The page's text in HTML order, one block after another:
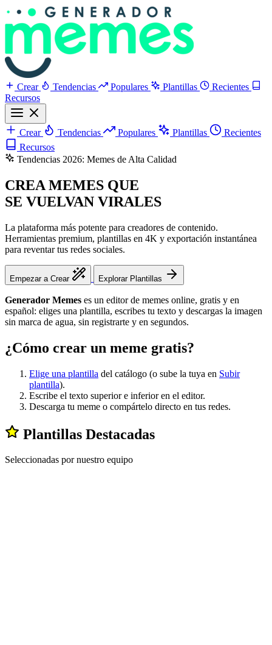
Crear Tendencias Populares Plantillas
Recientes
Recursos
Crear Tendencias Populares Plantillas
Recientes
Recursos
Tendencias 2026: Memes de Alta Calidad
CREA MEMES QUE
SE VUELVAN VIRALES
La plataforma más potente para creadores de contenido.
Herramientas premium, plantillas en 4K y exportación instantánea
para reventar tus redes sociales.
Empezar a Crear Explorar Plantillas
Generador Memes es un editor de memes online, gratis y en
español: eliges una plantilla, escribes tu texto y descargas la imagen
sin marca de agua, sin registrarte y en segundos.
¿Cómo crear un meme gratis?
Elige una plantilla del catálogo (o sube la tuya en Subir
plantilla).
Escribe el texto superior e inferior en el editor.
Descarga tu meme o compártelo directo en tus redes.
Plantillas Destacadas
Seleccionadas por nuestro equipo